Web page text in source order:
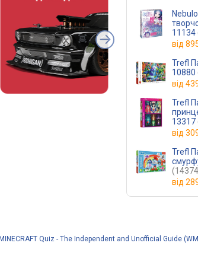
творчості
11134
від
Trefl Пазл "Колібрі
10880
від
Trefl Пазли
13317
від
Trefl Пазл The
від
Quiz - The Independent and Unofficial Guide